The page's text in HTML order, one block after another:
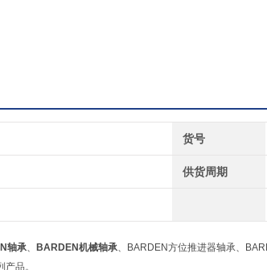
货号
供货周期
轴承、 BARDEN机械轴承、BARDEN方位推进器轴承、
品。